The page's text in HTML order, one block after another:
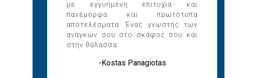
με εγγυημένη επιτυχία και
πανέμορφα και πρωτότυπα
αποτελέσματα. Ένας γνωστής των
αναγκών σου στο σκάφος σου και
στην θάλασσα.
-Kostas Panagiotas